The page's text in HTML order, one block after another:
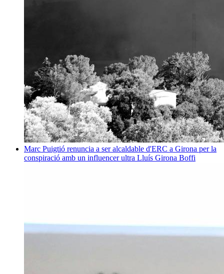
Marc Puigtió renuncia a ser alcaldable d'ERC a Girona per la
conspiració amb un influencer ultra Lluís Girona Boffi